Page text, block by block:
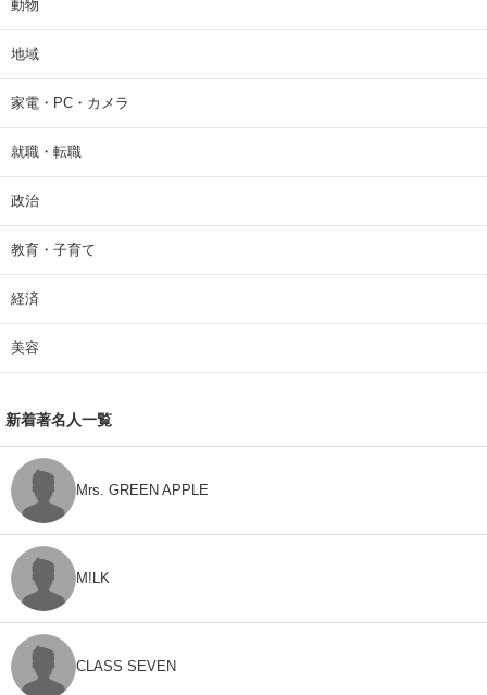
動物
地域
家電・PC・カメラ
就職・転職
政治
教育・子育て
経済
美容
新着著名人一覧
Mrs. GREEN APPLE
M!LK
CLASS SEVEN